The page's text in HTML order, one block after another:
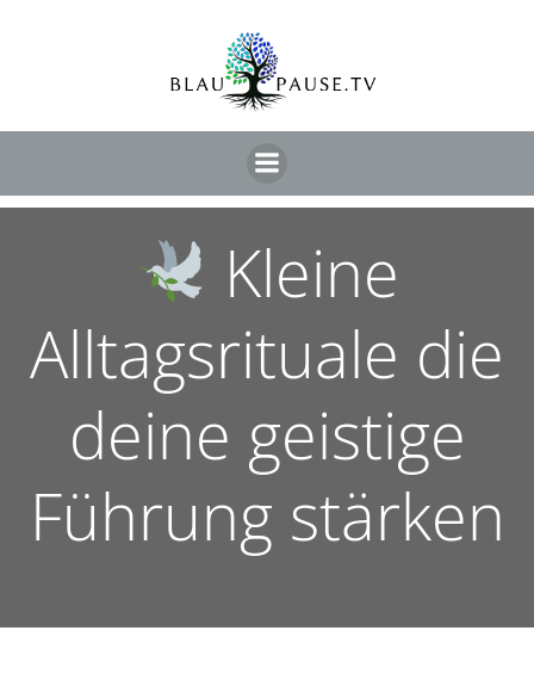
Kleine
Alltagsrituale die
deine geistige
Führung stärken